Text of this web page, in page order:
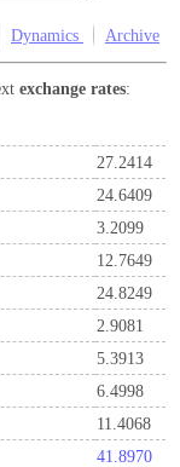
Dynamics Archive
exchange rates:
27.2414
24.6409
3.2099
12.7649
24.8249
2.9081
5.3913
6.4998
11.4068
41.8970